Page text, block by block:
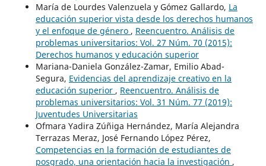
María de Lourdes Valenzuela y Gómez Gallardo, La
educación superior vista desde los derechos humanos
y el enfoque de género , Reencuentro. Análisis de
problemas universitarios: Vol. 27 Núm. 70 (2015):
Derechos humanos y educación superior
Mariana-Daniela González-Zamar, Emilio Abad-
Segura, Evidencias del aprendizaje creativo en la
educación superior , Reencuentro. Análisis de
problemas universitarios: Vol. 31 Núm. 77 (2019):
Juventudes Universitarias
Ofmara Yadira Zúñiga Hernández, María Alejandra
Terrazas Meraz, José Fernando López Pérez,
Competencias en la formación de estudiantes de
posgrado, una orientación hacia la investigación ,